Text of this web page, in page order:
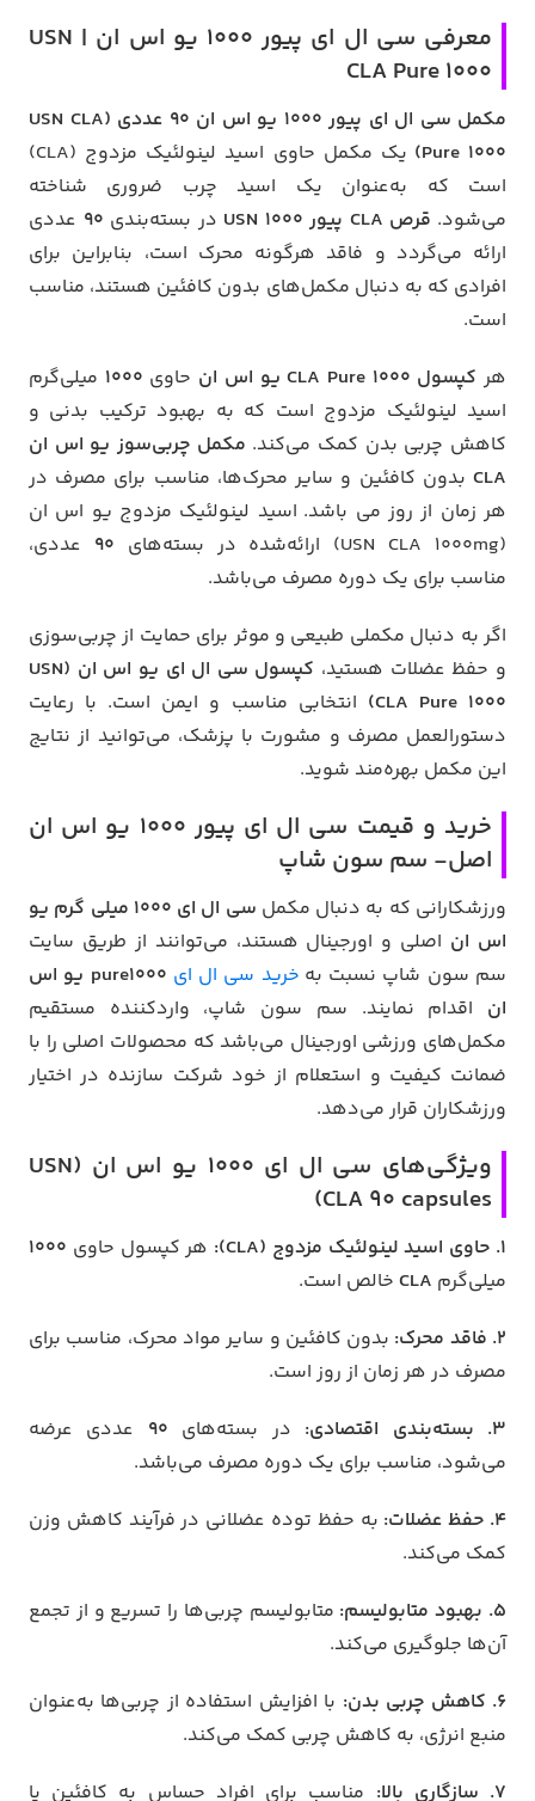
معرفی سی ال ای پیور ۱۰۰۰ یو اس ان | USN
CLA Pure 1000
مکمل سی ال ای پیور ۱۰۰۰ یو اس ان 90 عددی (USN CLA
Pure 1000)
یک مکمل حاوی اسید لینولئیک مزدوج (CLA)
است که به‌عنوان یک اسید چرب ضروری شناخته
می‌شود. قرص CLA پیور ۱۰۰۰ USN در بسته‌بندی ۹۰ عددی
ارائه می‌گردد و فاقد هرگونه محرک است، بنابراین برای
افرادی که به دنبال مکمل‌های بدون کافئین هستند، مناسب
است.
هر کپسول CLA Pure 1000 یو اس ان حاوی ۱۰۰۰ میلی‌گرم
اسید لینولئیک مزدوج است که به بهبود ترکیب بدنی و
کاهش چربی بدن کمک می‌کند. مکمل چربی‌سوز یو اس ان
CLA بدون کافئین و سایر محرک‌ها، مناسب برای مصرف در
هر زمان از روز می باشد. اسید لینولئیک مزدوج یو اس ان
(USN CLA 1000mg) ارائه‌شده در بسته‌های
۹۰ عددی،
مناسب برای یک دوره مصرف می‌باشد.
اگر به دنبال مکملی طبیعی و موثر برای حمایت از چربی‌سوزی
و حفظ عضلات هستید،
کپسول سی ال ای یو اس ان (USN
CLA Pure 1000)
انتخابی مناسب و ایمن است. با رعایت
دستورالعمل مصرف و مشورت با پزشک، می‌توانید از نتایج
این مکمل بهره‌مند شوید.
خرید و قیمت سی ال ای پیور ۱۰۰۰ یو اس ان
اصل- سم سون شاپ
ورزشکارانی که به دنبال مکمل
سی ال ای 1000 میلی گرم یو
اس ان اصلی و اورجینال هستند، می‌توانند از طریق سایت
سم سون شاپ نسبت به خرید سی ال ای
pure1000 یو اس
ان اقدام نمایند. سم سون شاپ، واردکننده مستقیم
مکمل‌های ورزشی اورجینال می‌باشد که محصولات اصلی را با
ضمانت کیفیت و استعلام از خود شرکت سازنده در اختیار
ورزشکاران قرار می‌دهد.
ویژگی‌های سی ال ای ۱۰۰۰ یو اس ان (USN
CLA 90 capsules)
1. حاوی اسید لینولئیک مزدوج (CLA): هر کپسول حاوی 1000
میلی‌گرم CLA خالص است.
2. فاقد محرک:
بدون کافئین و سایر مواد محرک، مناسب برای
مصرف در هر زمان از روز است.
3. بسته‌بندی اقتصادی:
در بسته‌های 90 عددی عرضه
می‌شود، مناسب برای یک دوره مصرف می‌باشد.
4. حفظ عضلات:
به حفظ توده عضلانی در فرآیند کاهش وزن
کمک می‌کند.
5. بهبود متابولیسم:
متابولیسم چربی‌ها را تسریع و از تجمع
آن‌ها جلوگیری می‌کند.
6. کاهش چربی بدن:
با افزایش استفاده از چربی‌ها به‌عنوان
منبع انرژی، به کاهش چربی کمک می‌کند.
7. سازگاری بالا:
مناسب برای افراد حساس به کافئین یا